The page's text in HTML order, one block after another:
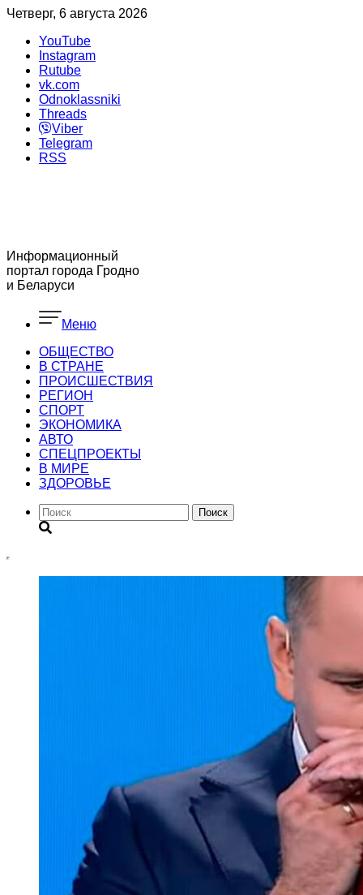
Четверг, 6 августа 2026
YouTube
Instagram
Rutube
vk.com
Odnoklassniki
Threads
Viber
Telegram
RSS
Информационный
портал города Гродно
и Беларуси
Меню
ОБЩЕСТВО
В СТРАНЕ
ПРОИСШЕСТВИЯ
РЕГИОН
CПОРТ
ЭКОНОМИКА
АВТО
СПЕЦПРОЕКТЫ
В МИРЕ
ЗДОРОВЬЕ
Поиск